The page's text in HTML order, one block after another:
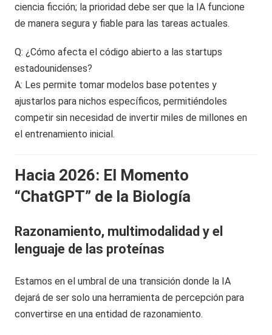
ciencia ficción; la prioridad debe ser que la IA funcione
de manera segura y fiable para las tareas actuales.
Q: ¿Cómo afecta el código abierto a las startups
estadounidenses?
A: Les permite tomar modelos base potentes y
ajustarlos para nichos específicos, permitiéndoles
competir sin necesidad de invertir miles de millones en
el entrenamiento inicial.
Hacia 2026: El Momento
“ChatGPT” de la Biología
Razonamiento, multimodalidad y el
lenguaje de las proteínas
Estamos en el umbral de una transición donde la IA
dejará de ser solo una herramienta de percepción para
convertirse en una entidad de razonamiento.